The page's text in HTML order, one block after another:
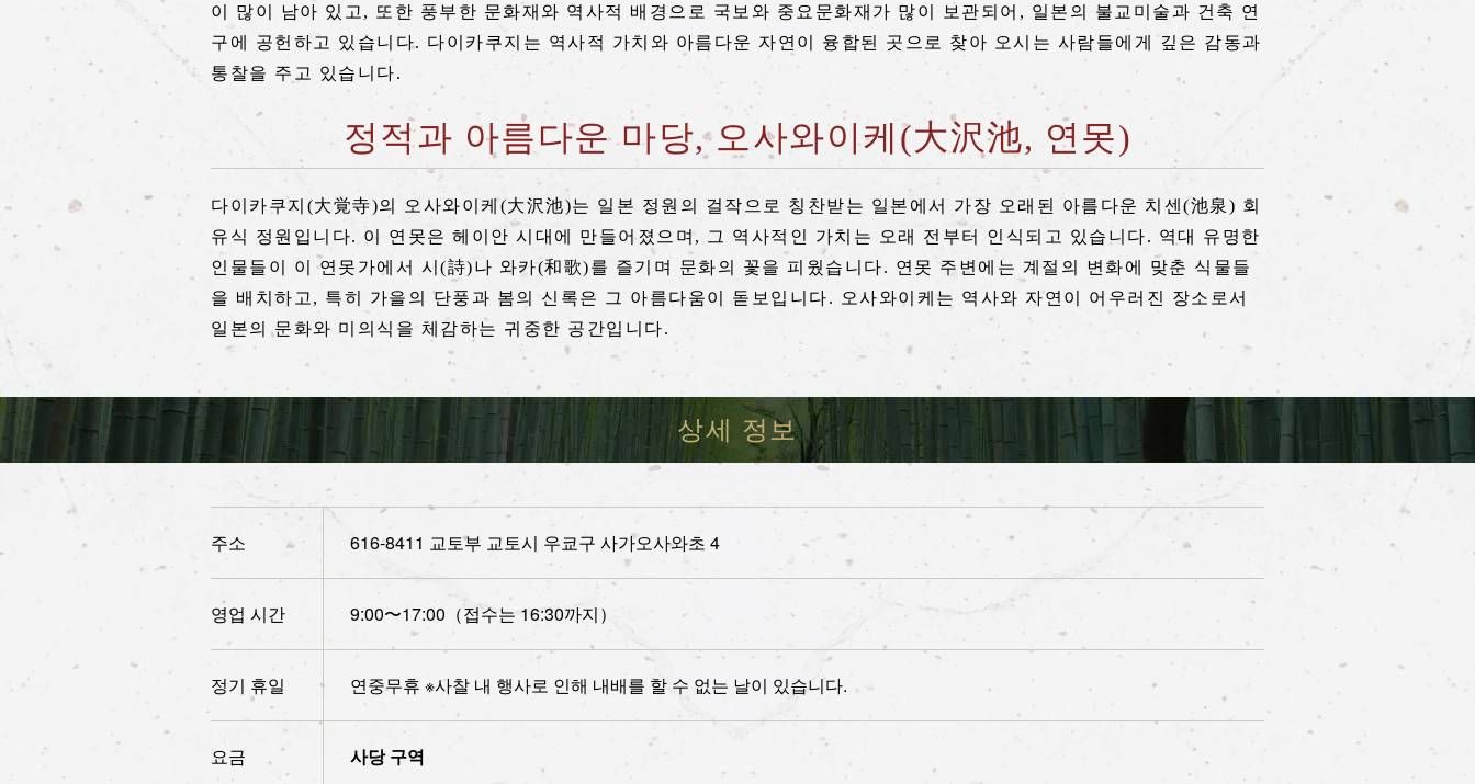
이 많이 남아 있고, 또한 풍부한 문화재와 역사적 배경으로 국보와 중요문화재가 많이 보관되어, 일본의 불교미술과 건축 연
구에 공헌하고 있습니다. 다이카쿠지는 역사적 가치와 아름다운 자연이 융합된 곳으로 찾아 오시는 사람들에게 깊은 감동과
통찰을 주고 있습니다.
정적과 아름다운 마당, 오사와이케(大沢池, 연못)
다이카쿠지(大覚寺)의 오사와이케(大沢池)는 일본 정원의 걸작으로 칭찬받는 일본에서 가장 오래된 아름다운 치센(池泉) 회
유식 정원입니다. 이 연못은 헤이안 시대에 만들어졌으며, 그 역사적인 가치는 오래 전부터 인식되고 있습니다. 역대 유명한
인물들이 이 연못가에서 시(詩)나 와카(和歌)를 즐기며 문화의 꽃을 피웠습니다. 연못 주변에는 계절의 변화에 맞춘 식물들
을 배치하고, 특히 가을의 단풍과 봄의 신록은 그 아름다움이 돋보입니다. 오사와이케는 역사와 자연이 어우러진 장소로서
일본의 문화와 미의식을 체감하는 귀중한 공간입니다.
상세 정보
주소 616-8411 교토부 교토시 우쿄구 사가오사와초 4
영업 시간 9:00〜17:00（접수는 16:30까지）
정기 휴일 연중무휴 ※사찰 내 행사로 인해 내배를 할 수 없는 날이 있습니다.
요금 사당 구역